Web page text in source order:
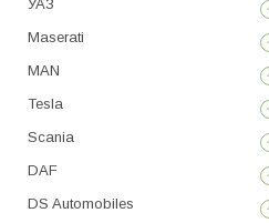
УАЗ
Maserati
MAN
Tesla
Scania
DAF
DS Automobiles